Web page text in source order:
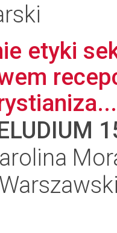
etyki